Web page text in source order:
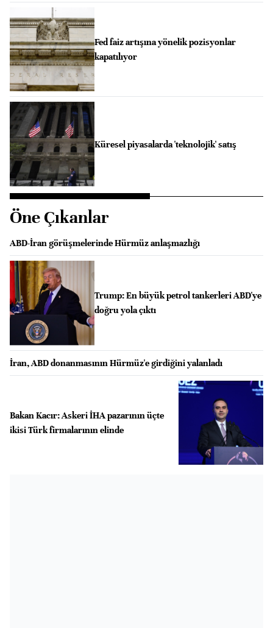
Fed faiz artışına yönelik pozisyonlar
kapatılıyor
Küresel piyasalarda 'teknolojik' satış
Öne Çıkanlar
ABD-İran görüşmelerinde Hürmüz anlaşmazlığı
Trump: En büyük petrol tankerleri ABD'ye
doğru yola çıktı
İran, ABD donanmasının Hürmüz'e girdiğini yalanladı
Bakan Kacır: Askeri İHA pazarının üçte
ikisi Türk firmalarının elinde